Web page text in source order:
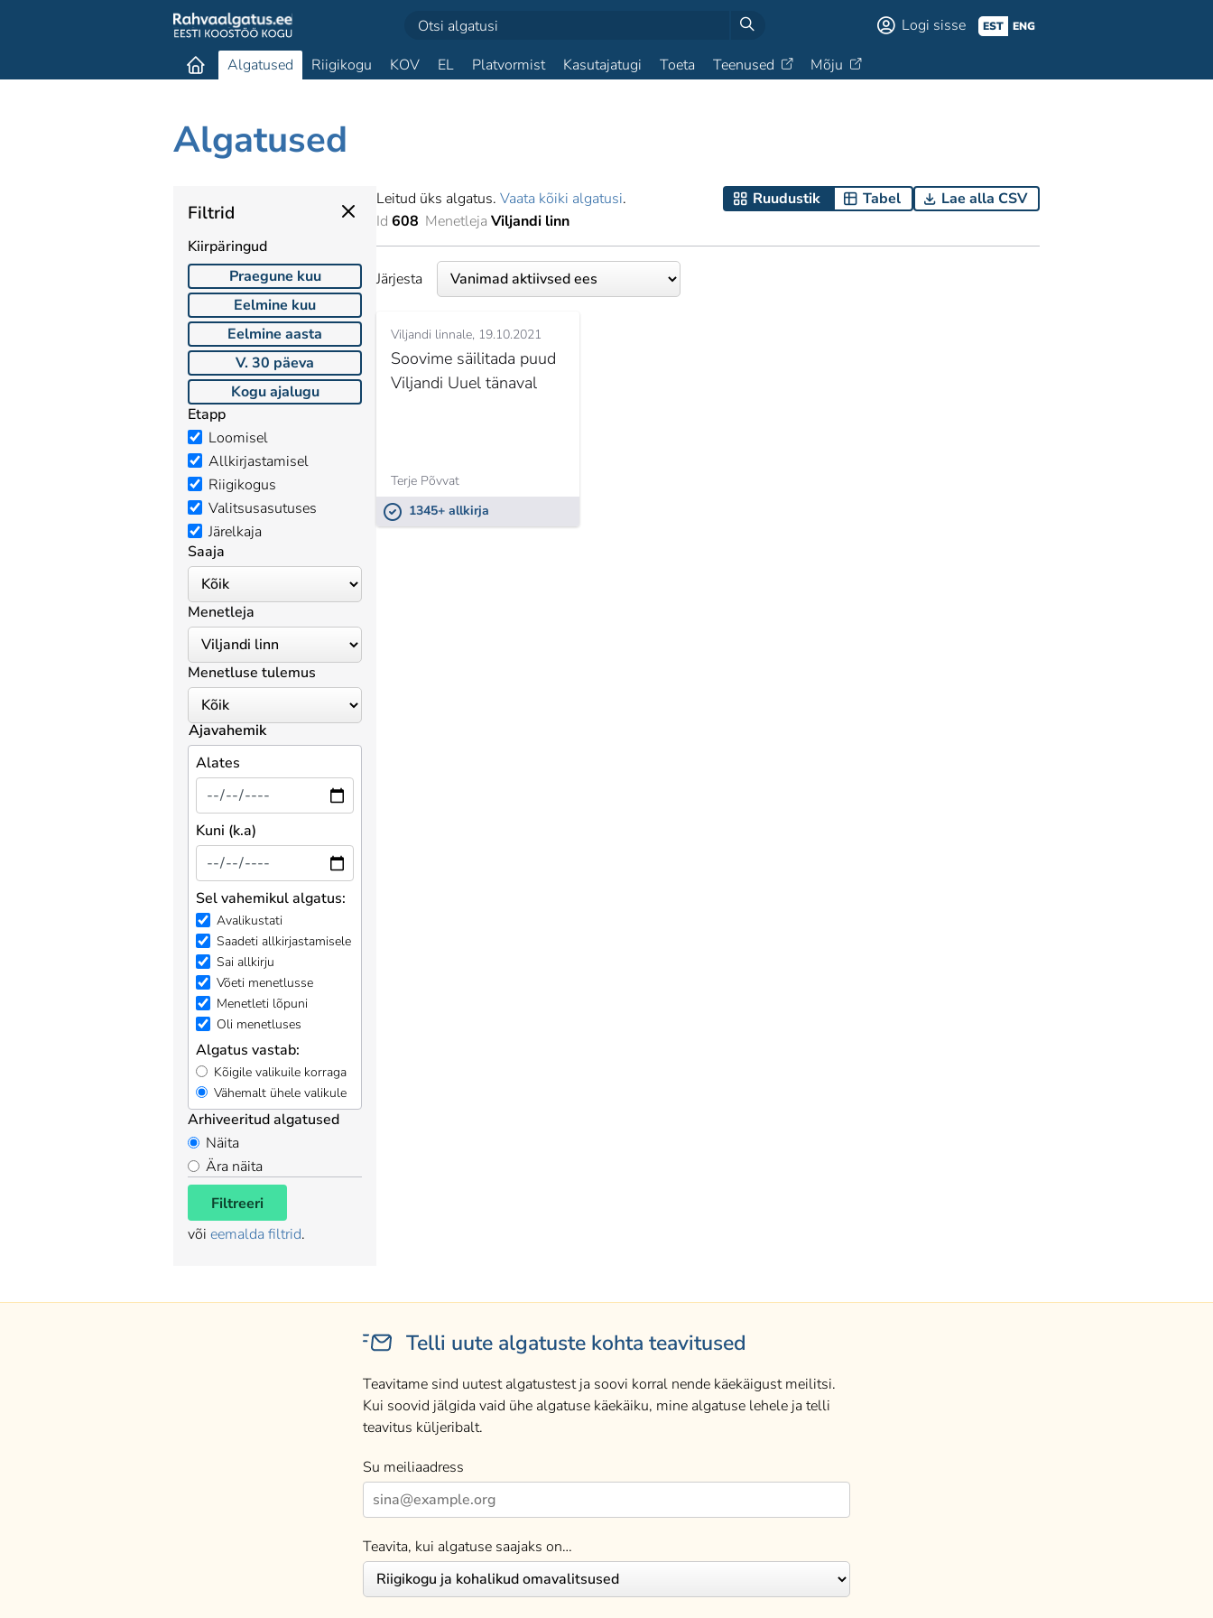
Logi sisse EST ENG
Algatused Riigikogu KOV EL Platvormist Kasutajatugi Toeta Teenused Mõju
Algatused
Filtrid
Kiirpäringud
Praegune kuu
Eelmine kuu
Eelmine aasta
V. 30 päeva
Kogu ajalugu
Etapp
Loomisel
Allkirjastamisel
Riigikogus
Valitsusasutuses
Järelkaja
Saaja
Menetleja
Menetluse tulemus
Ajavahemik
Alates
Kuni (k.a)
Sel vahemikul algatus:
Avalikustati
Saadeti allkirjastamisele
Sai allkirju
Võeti menetlusse
Menetleti lõpuni
Oli menetluses
Algatus vastab:
Kõigile valikuile korraga
Vähemalt ühele valikule
Arhiveeritud algatused
Näita
Ära näita
Filtreeri
või eemalda filtrid.
Leitud üks algatus. Vaata kõiki algatusi. Ruudustik Tabel
Lae alla CSV
Id 608 Menetleja Viljandi linn
Järjesta
Viljandi linnale 19.10.2021
Soovime säilitada puud
Viljandi Uuel tänaval
Terje Põvvat
1345+ allkirja
Telli uute algatuste kohta teavitused
Teavitame sind uutest algatustest ja soovi korral nende käekäigust meilitsi.
Kui soovid jälgida vaid ühe algatuse käekäiku, mine algatuse lehele ja telli
teavitus küljeribalt.
Su meiliaadress
Teavita, kui algatuse saajaks on…